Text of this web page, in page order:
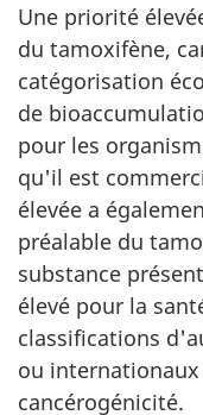
Une priorité
du tamoxifène,
catégorisation
de
pour les
qu'il est
élevée a
préalable du
substance
élevé pour la
classifications
ou
cancérogénicité.